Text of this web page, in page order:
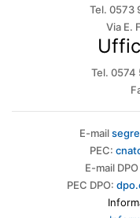
Tel. 0573
Via E.
Tel. 0574
E-mail
PEC:
E-mail DPO
PEC DPO: